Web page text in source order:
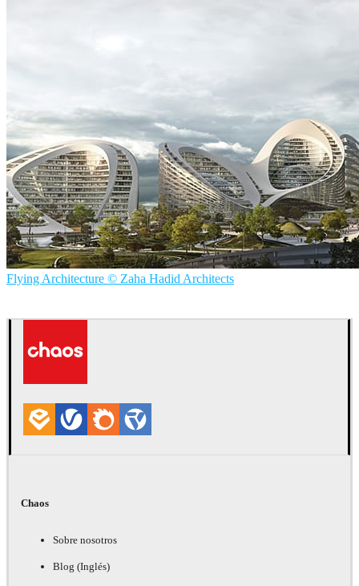
Flying Architecture © Zaha Hadid Architects
Chaos
Sobre nosotros
Blog (Inglés)